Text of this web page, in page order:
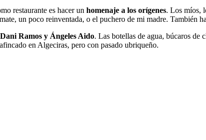
restaurante es hacer un homenaje a los orígenes. Los míos,
un poco reinventada, o el puchero de mi madre. También
Ramos y Ángeles Aido. Las botellas de agua, búcaros de
en Algeciras, pero con pasado ubriqueño.